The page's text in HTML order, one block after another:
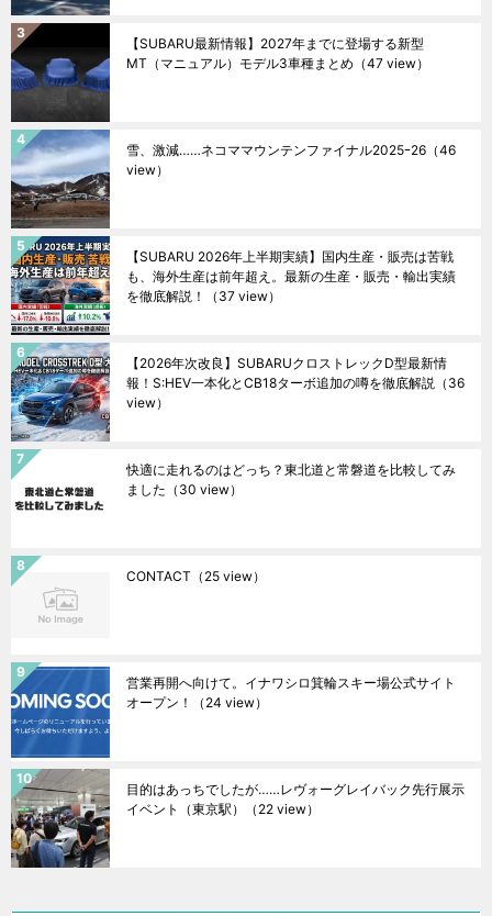
【SUBARU最新情報】2027年までに登場する新型
MT（マニュアル）モデル3車種まとめ （47 view）
雪、激減……ネコママウンテンファイナル2025ｰ26 （46
view）
【SUBARU 2026年上半期実績】国内生産・販売は苦戦
も、海外生産は前年超え。最新の生産・販売・輸出実績
を徹底解説！
（37 view）
【2026年次改良】SUBARUクロストレックD型最新情
報！S:HEV一本化とCB18ターボ追加の噂を徹底解説 （36
view）
快適に走れるのはどっち？東北道と常磐道を比較してみ
ました （30 view）
CONTACT （25 view）
営業再開へ向けて。イナワシロ箕輪スキー場公式サイト
オープン！
（24 view）
目的はあっちでしたが……レヴォーグレイバック先行展示
イベント（東京駅）
（22 view）